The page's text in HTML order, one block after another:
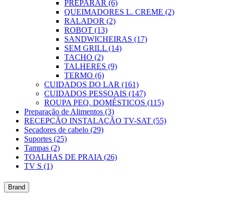
PREPARAR (6)
QUEIMADORES L. CREME (2)
RALADOR (2)
ROBOT (13)
SANDWICHEIRAS (17)
SEM GRILL (14)
TACHO (2)
TALHERES (9)
TERMO (6)
CUIDADOS DO LAR (161)
CUIDADOS PESSOAIS (147)
ROUPA PEQ. DOMÉSTICOS (115)
Preparação de Alimentos (3)
RECEPÇÃO INSTALAÇÃO TV-SAT (55)
Secadores de cabelo (29)
Suportes (25)
Tampas (2)
TOALHAS DE PRAIA (26)
TV S (1)
Brand